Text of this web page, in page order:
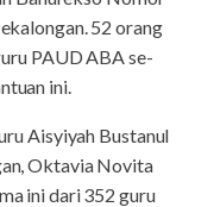
52 orang
PAUD ABA se-
ini.
Aisyiyah Bustanul
Oktavia Novita
ini dari 352 guru